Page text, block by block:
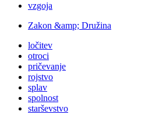
vzgoja
Zakon &amp; Družina
ločitev
otroci
pričevanje
rojstvo
splav
spolnost
starševstvo